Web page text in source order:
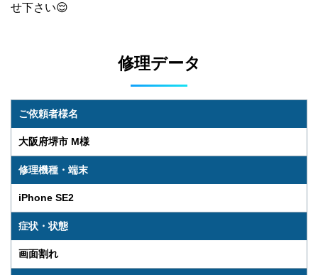
せ下さい😌
修理データ
ご依頼者様名
大阪府堺市 M様
修理機種・端末
iPhone SE2
症状・状態
画面割れ